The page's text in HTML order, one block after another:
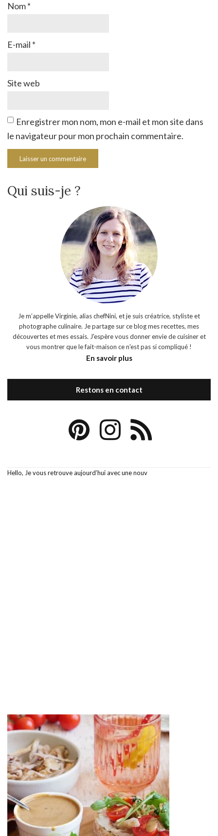
Nom*
E-mail *
Site web
Enregistrer mon nom, mon e-mail et mon site dans
le navigateur pour mon prochain commentaire.
Qui suis-je ?
Je m’appelle Virginie, alias chefNini, et je suis créatrice, styliste et
photographe culinaire. Je partage sur ce blog mes recettes, mes
découvertes et mes essais. J'espère vous donner envie de cuisiner et
vous montrer que le fait-maison ce n'est pas si compliqué !
En savoir plus
Restons en contact
Hello, Je vous retrouve aujourd’hui avec une nouv